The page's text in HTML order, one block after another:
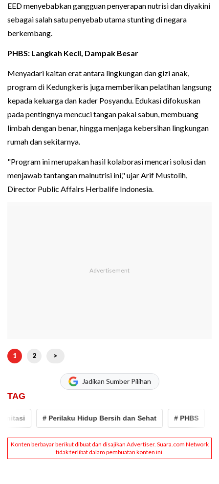
EED menyebabkan gangguan penyerapan nutrisi dan diyakini
sebagai salah satu penyebab utama stunting di negara
berkembang.
PHBS: Langkah Kecil, Dampak Besar
Menyadari kaitan erat antara lingkungan dan gizi anak,
program di Kedungkeris juga memberikan pelatihan langsung
kepada keluarga dan kader Posyandu. Edukasi difokuskan
pada pentingnya mencuci tangan pakai sabun, membuang
limbah dengan benar, hingga menjaga kebersihan lingkungan
rumah dan sekitarnya.
"Program ini merupakan hasil kolaborasi mencari solusi dan
menjawab tantangan malnutrisi ini," ujar Arif Mustolih,
Director Public Affairs Herbalife Indonesia.
1 2 >
Jadikan Sumber Pilihan
TAG
# Perilaku Hidup Bersih dan Sehat # PHBS